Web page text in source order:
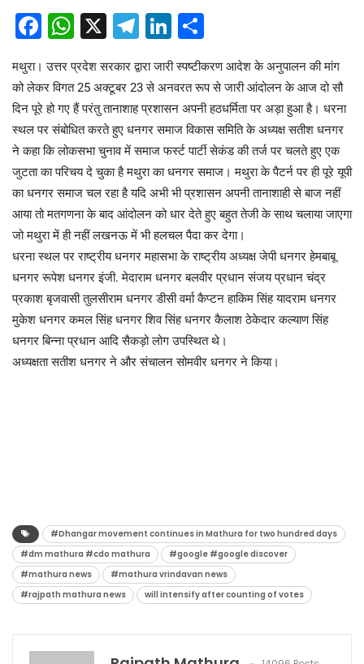
Facebook
WhatsApp
X Telegram
LinkedIn
मथुरा। उत्तर प्रदेश सरकार द्वारा जारी स्पष्टीकरण आदेश के अनुपालन की मांग
को लेकर विगत 25 अक्टूबर 23 से अनवरत रूप से जारी आंदोलन के आज दो सौ
दिन पूरे हो गए हैं परंतु तानाशाह प्रशासन अपनी हठधर्मिता पर अड़ा हुआ है। धरना
स्थल पर संबोधित करते हुए धनगर समाज विकास समिति के अध्यक्ष सतीश धनगर
ने कहा कि लोकसभा चुनाव में समाज फर्स्ट पार्टी सेकंड की तर्ज पर चलते हुए एक
जुटता का परिचय दे चुका है मथुरा का धनगर समाज। मथुरा के पैटर्न पर ही पूरे यूपी
का धनगर समाज चल रहा है यदि अभी भी प्रशासन अपनी तानाशाही से बाज नहीं
आया तो मतगणना के बाद आंदोलन को धार देते हुए बहुत तेजी के साथ चलाया जाएगा
जो मथुरा में ही नहीं लखनऊ में भी हलचल पैदा कर देगा।
धरना स्थल पर राष्ट्रीय धनगर महासभा के राष्ट्रीय अध्यक्ष जेपी धनगर हेमबाबू
धनगर रूपेश धनगर इंजी. मेदाराम धनगर बलवीर प्रधान संजय प्रधान चंद्र
प्रकाश बृजवासी तुलसीराम धनगर डीसी वर्मा कैप्टन हाकिम सिंह यादराम धनगर
मुकेश धनगर कमल सिंह धनगर शिव सिंह धनगर कैलाश ठेकेदार कल्याण सिंह
धनगर बिन्ना प्रधान आदि सैकड़ो लोग उपस्थित थे।
अध्यक्षता सतीश धनगर ने और संचालन सोमवीर धनगर ने किया।
#Dhangar movement continues in Mathura for two hundred days
#dm mathura #cdo mathura
#google #google discover
#mathura news
#mathura vrindavan news
#rajpath mathura news
will intensify after counting of votes